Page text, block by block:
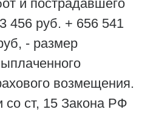
и пострадавшего
456 руб. + 656 541
- размер
возмещения.
со cт, 15 Закона РФ